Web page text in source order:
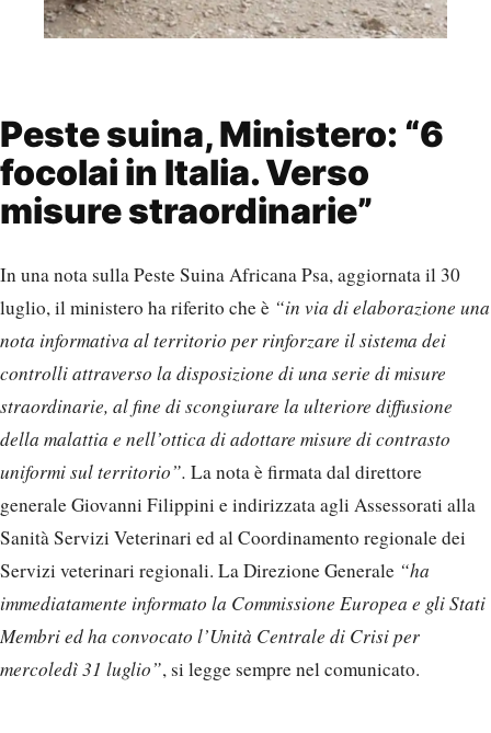
Peste suina, Ministero: “6
focolai in Italia. Verso
misure straordinarie”
In una nota sulla Peste Suina Africana Psa, aggiornata il 30
luglio, il ministero ha riferito che è “in via di elaborazione una
nota informativa al territorio per rinforzare il sistema dei
controlli attraverso la disposizione di una serie di misure
straordinarie, al fine di scongiurare la ulteriore diffusione
della malattia e nell’ottica di adottare misure di contrasto
uniformi sul territorio”. La nota è firmata dal direttore
generale Giovanni Filippini e indirizzata agli Assessorati alla
Sanità Servizi Veterinari ed al Coordinamento regionale dei
Servizi veterinari regionali. La Direzione Generale “ha
immediatamente informato la Commissione Europea e gli Stati
Membri ed ha convocato l’Unità Centrale di Crisi per
mercoledì 31 luglio”, si legge sempre nel comunicato.